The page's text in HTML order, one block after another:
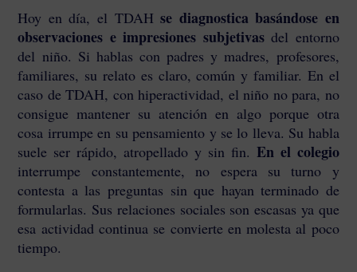
Hoy en día, el TDAH se diagnostica basándose en
observaciones e impresiones subjetivasdel entorno
del niño. Si hablas con padres y madres, profesores,
familiares, su relato es claro, común y familiar. En el
caso de TDAH, con hiperactividad, el niño no para, no
consigue mantener su atención en algo porque otra
cosa irrumpe en su pensamiento y se lo lleva. Su habla
suele ser rápido, atropellado y sin fin. En el colegio
interrumpe constantemente, no espera su turno y
contesta a las preguntas sin que hayan terminado de
formularlas. Sus relaciones sociales son escasas ya que
esa actividad continua se convierte en molesta al poco
tiempo.